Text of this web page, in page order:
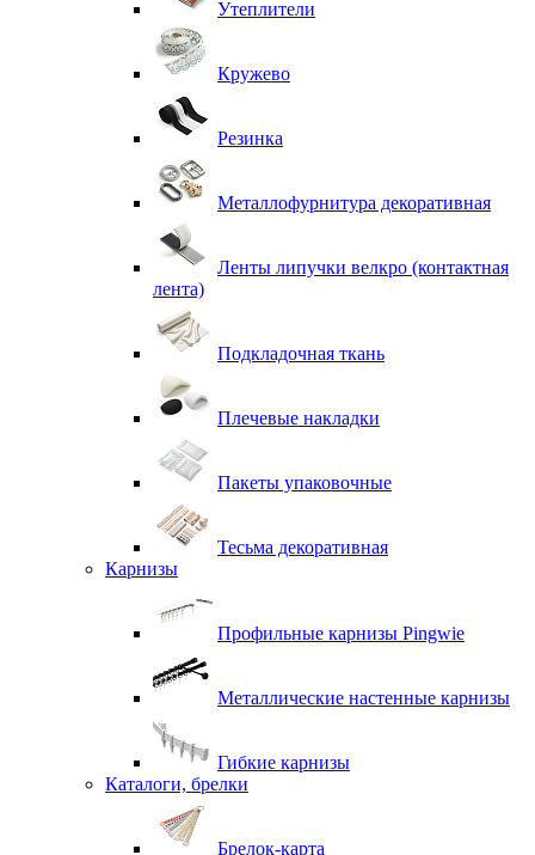
Утеплители
Кружево
Резинка
Металлофурнитура декоративная
Ленты липучки велкро (контактная
лента)
Подкладочная ткань
Плечевые накладки
Пакеты упаковочные
Тесьма декоративная
Карнизы
Профильные карнизы Pingwie
Металлические настенные карнизы
Гибкие карнизы
Каталоги, брелки
Брелок-карта